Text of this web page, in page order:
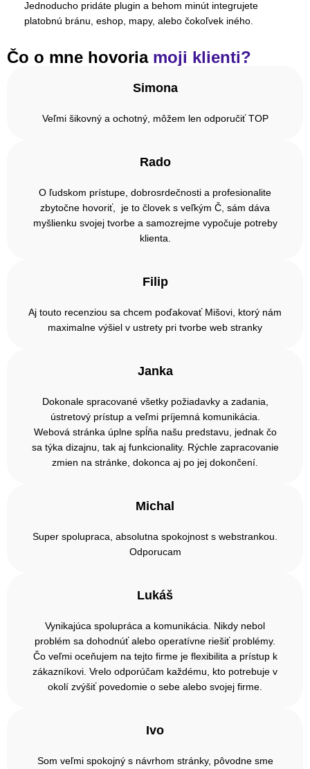
Jednoducho pridáte plugin a behom minút integrujete
platobnú bránu, eshop, mapy, alebo čokoľvek iného.
Čo o mne hovoriamoji klienti?
Simona
Veľmi šikovný a ochotný, môžem len odporučiť TOP
Rado
O ľudskom prístupe, dobrosrdečnosti a profesionalite
zbytočne hovoriť, je to človek s veľkým Č, sám dáva
myšlienku svojej tvorbe a samozrejme vypočuje potreby
klienta.
Filip
Aj touto recenziou sa chcem poďakovať Mišovi, ktorý nám
maximalne výšiel v ustrety pri tvorbe web stranky
Janka
Dokonale spracované všetky požiadavky a zadania,
ústretový prístup a veľmi príjemná komunikácia.
Webová stránka úplne spĺňa našu predstavu, jednak čo
sa týka dizajnu, tak aj funkcionality. Rýchle zapracovanie
zmien na stránke, dokonca aj po jej dokončení.
Michal
Super spolupraca, absolutna spokojnost s webstrankou.
Odporucam
Lukáš
Vynikajúca spolupráca a komunikácia. Nikdy nebol
problém sa dohodnúť alebo operatívne riešiť problémy.
Čo veľmi oceňujem na tejto firme je flexibilita a prístup k
zákazníkovi. Vrelo odporúčam každému, kto potrebuje v
okolí zvýšiť povedomie o sebe alebo svojej firme.
Ivo
Som veľmi spokojný s návrhom stránky, pôvodne sme